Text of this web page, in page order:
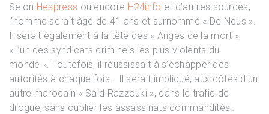
Selon Hespress ou encore H24info et d’autres sources,
l’homme serait âgé de 41 ans et surnommé « De Neus ».
Il serait également à la tête des « Anges de la mort »,
« l’un des syndicats criminels les plus violents du
monde ». Toutefois, il réussissait à s’échapper des
autorités à chaque fois… Il serait impliqué, aux côtés d’un
autre marocain « Said Razzouki », dans le trafic de
drogue, sans oublier les assassinats commandités…